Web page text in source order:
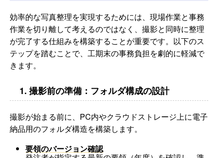
効率的な写真整理を実現するためには、現場作業と事務
作業を切り離して考えるのではなく、撮影と同時に整理
が完了する仕組みを構築することが重要です。以下のス
テップを踏むことで、工期末の事務負担を劇的に軽減で
きます。
1. 撮影前の準備：フォルダ構成の設計
撮影が始まる前に、PC内やクラウドストレージ上に電子
納品用のフォルダ構造を構築します。
要領のバージョン確認